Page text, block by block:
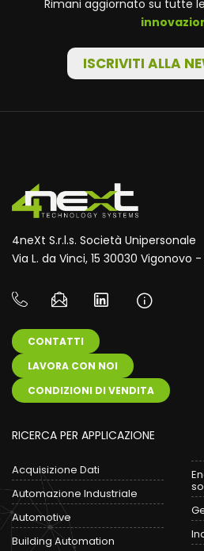
Rimani aggiornato su tutte le
ISCRIVITI ALLA
4neXt S.r.l.s. Società Unipersonale
Via L. da Vinci, 15 30030 Vigonovo
CONTATTI
LAVORA CON NOI
CONDIZIONI DI VENDITA
RICERCA PER APPLICAZIONE
Acquisizione Dati
Automazione Industriale
Automotive
Building Automation